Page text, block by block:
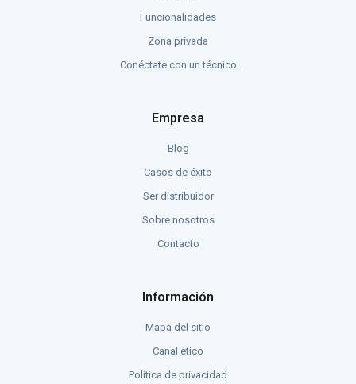
Funcionalidades
Zona privada
Conéctate con un técnico
Empresa
Blog
Casos de éxito
Ser distribuidor
Sobre nosotros
Contacto
Información
Mapa del sitio
Canal ético
Política de privacidad